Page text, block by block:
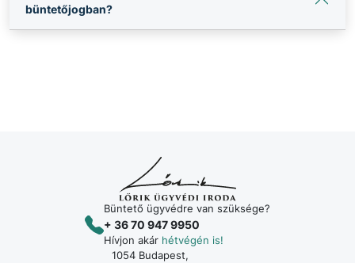
büntetőjogban?
Büntető ügyvédre van szüksége?
+ 36 70 947 9950
Hívjon akár hétvégén is!
1054 Budapest,